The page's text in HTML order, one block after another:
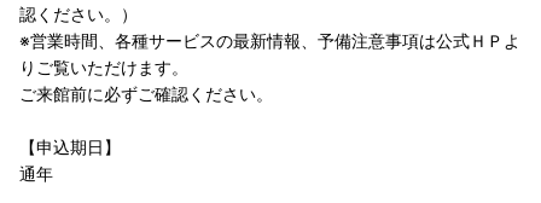
認ください。）
※営業時間、各種サービスの最新情報、予備注意事項は公式ＨＰよ
りご覧いただけます。
ご来館前に必ずご確認ください。
【申込期日】
通年